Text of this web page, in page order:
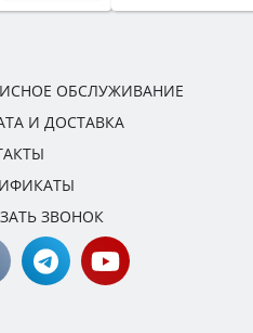
ОБСЛУЖИВАНИЕ
И ДОСТАВКА
ЗВОНОК